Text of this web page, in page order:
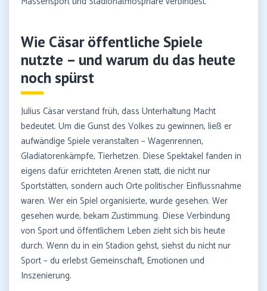
Wie Cäsar öffentliche Spiele
nutzte – und warum du das heute
noch spürst
Julius Cäsar verstand früh, dass Unterhaltung Macht
bedeutet. Um die Gunst des Volkes zu gewinnen, ließ er
aufwändige Spiele veranstalten – Wagenrennen,
Gladiatorenkämpfe, Tierhetzen. Diese Spektakel fanden in
eigens dafür errichteten Arenen statt, die nicht nur
Sportstätten, sondern auch Orte politischer Einflussnahme
waren. Wer ein Spiel organisierte, wurde gesehen. Wer
gesehen wurde, bekam Zustimmung. Diese Verbindung
von Sport und öffentlichem Leben zieht sich bis heute
durch. Wenn du in ein Stadion gehst, siehst du nicht nur
Sport – du erlebst Gemeinschaft, Emotionen und
Inszenierung.